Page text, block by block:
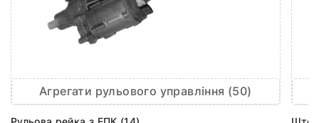
Агрегати рульового управління (50)